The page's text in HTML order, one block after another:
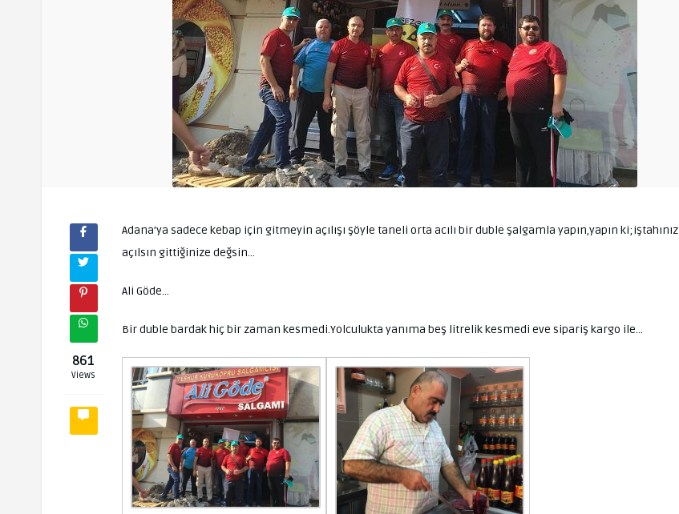
861
Views
Adana’ya sadece kebap için gitmeyin açılışı şöyle taneli orta acılı bir duble şalgamla yapın,yapın ki;iştahınız
açılsın gittiğinize değsin…
Ali Göde…
Bir duble bardak hiç bir zaman kesmedi.Yolculukta yanıma beş litrelik kesmedi eve sipariş kargo ile…